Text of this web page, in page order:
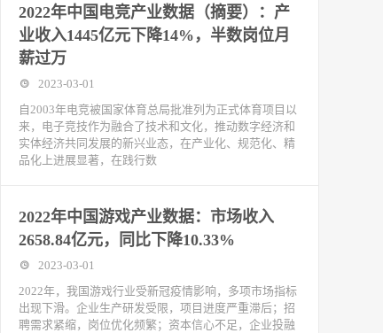
2022年中国电竞产业数据（摘要）：产
业收入1445亿元下降14%，半数岗位月
薪过万
2023-03-01
自2003年电竞被国家体育总局批准列为正式体育项目以
来，电子竞技作为融合了技术和文化，推动数字经济和
实体经济共同发展的新兴业态，在产业化、规范化、精
品化上进展显著，在践行数
2022年中国游戏产业数据：市场收入
2658.84亿元，同比下降10.33%
2023-03-01
2022年，我国游戏行业受新冠疫情影响，多项市场指标
出现下滑。企业生产研发受限，项目进度严重滞后；招
聘需求紧缩，岗位优化频繁；资本信心不足，企业投融